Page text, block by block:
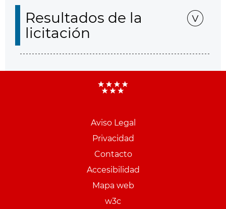
Resultados de la
licitación
Aviso Legal
Privacidad
Contacto
Accesibilidad
Mapa web
w3c